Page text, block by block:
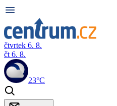
čtvrtek 6. 8.
čt 6. 8.
23°C